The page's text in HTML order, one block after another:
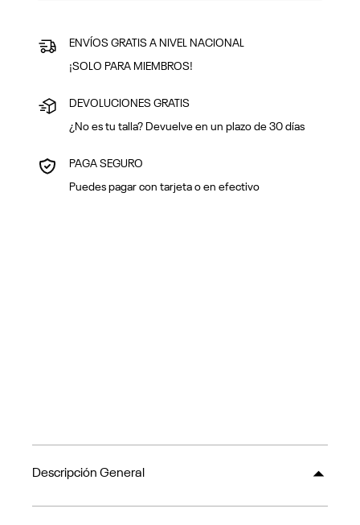
ENVÍOS GRATIS A NIVEL NACIONAL
¡SOLO PARA MIEMBROS!
DEVOLUCIONES GRATIS
¿No es tu talla? Devuelve en un plazo de 30 días
PAGA SEGURO
Puedes pagar con tarjeta o en efectivo
Descripción General